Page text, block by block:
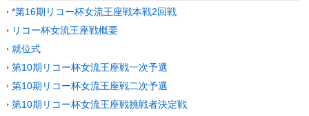
*第16期リコー杯女流王座戦本戦2回戦
リコー杯女流王座戦概要
就位式
第10期リコー杯女流王座戦一次予選
第10期リコー杯女流王座戦二次予選
第10期リコー杯女流王座戦挑戦者決定戦